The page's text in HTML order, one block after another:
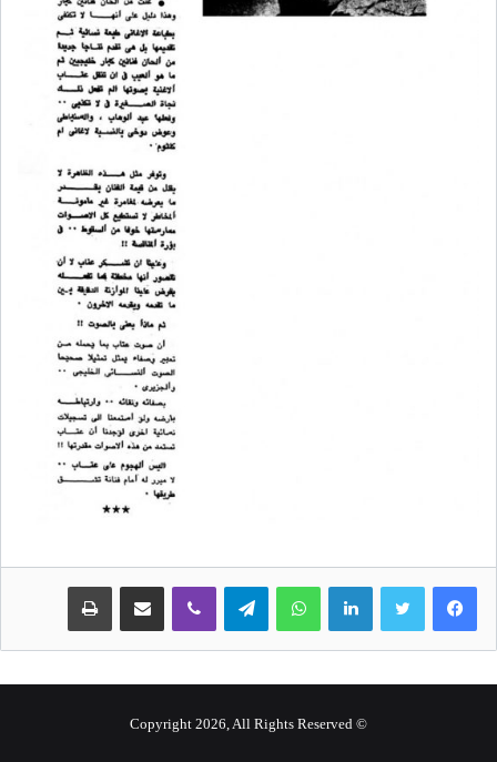
لينكدإن واتساب تيلقرام
© Copyright 2026, All Rights Reserved